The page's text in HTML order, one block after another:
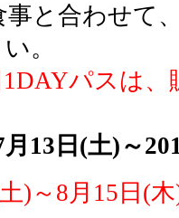
と合わせて
。
パスは、
13日(土)～
)～8月15日(